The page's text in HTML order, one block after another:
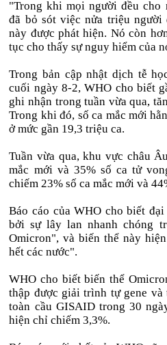
"Trong khi mọi người đều cho
đã bỏ sót việc nửa triệu
này được phát hiện. Nó còn
tục cho thấy sự nguy hiểm của
Trong bản cập nhật dịch tễ
cuối ngày 8-2, WHO cho biết
ghi nhận trong tuần vừa qua,
Trong khi đó, số ca mắc mới
ở mức gần 19,3 triệu ca.
Tuần vừa qua, khu vực châu
mắc mới và 35% số ca tử
chiếm 23% số ca mắc mới và
Báo cáo của WHO cho biết
bởi sự lây lan nhanh chóng
Omicron", và biến thể này
hết các nước".
WHO cho biết biến thể
thập được giải trình tự gene
toàn cầu GISAID trong 30
hiện chỉ chiếm 3,3%.